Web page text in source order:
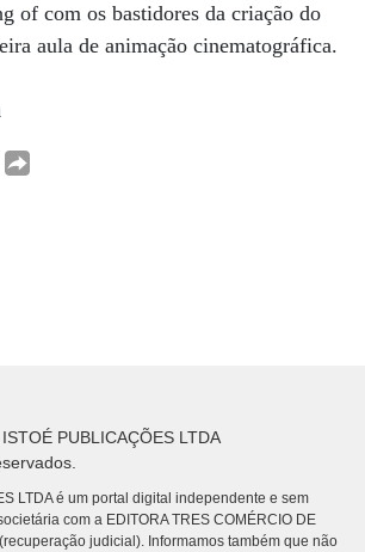
of com os bastidores da criação do
aula de animação cinematográfica.
PUBLICAÇÕES LTDA
LTDA é um portal digital independente e sem
com a EDITORA TRES COMÉRCIO DE
judicial). Informamos também que não